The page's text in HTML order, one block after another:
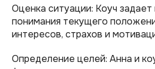
Оценка ситуации: Коуч
понимания текущего
интересов, страхов и
Определение целей: Анна и